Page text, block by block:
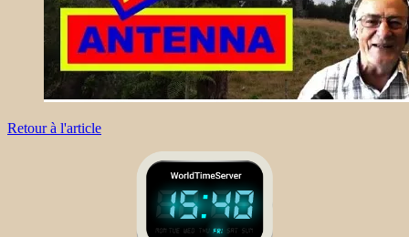
Retour à l'article